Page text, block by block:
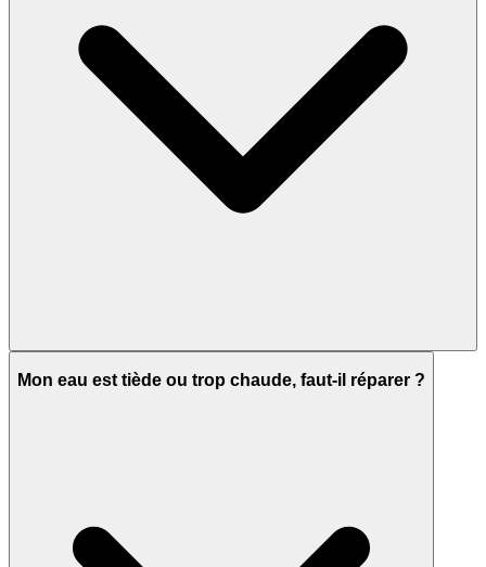
Mon eau est tiède ou trop chaude, faut-il réparer ?